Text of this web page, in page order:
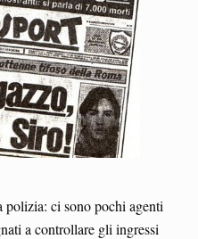
polizia: ci sono pochi agenti
a controllare gli ingressi